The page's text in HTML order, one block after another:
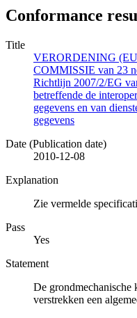
Conformance
Title
VERORDENING
COMMISSIE van 23
Richtlijn 2007/2/EG
betreffende de
gegevens en van
gegevens
Date (Publication date)
2010-12-08
Explanation
Zie vermelde
Pass
Yes
Statement
De grondmechanische
verstrekken een